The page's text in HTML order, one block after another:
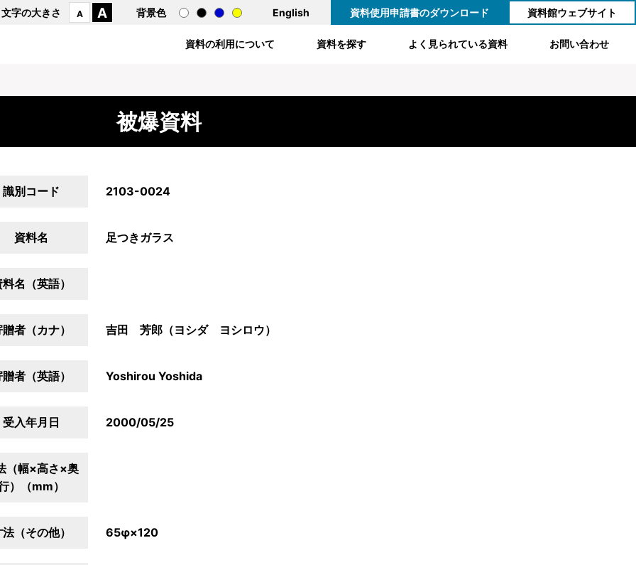
文字の大きさ A A 背景色 English 資料使用申請書のダウンロード 資料館ウェブサイト
資料の利用について 資料を探す よく見られている資料 お問い合わせ
被爆資料
識別コード 2103-0024
資料名 足つきガラス
名（英語）
者（カナ） 吉田 芳郎（ヨシダ ヨシロウ）
者（英語） Yoshirou Yoshida
受入年月日 2000/05/25
（幅×高さ×奥
）（mm）
（その他） 65φ×120